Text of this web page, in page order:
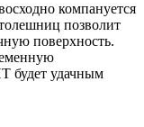
компануется
позволит
поверхность.
будет удачным